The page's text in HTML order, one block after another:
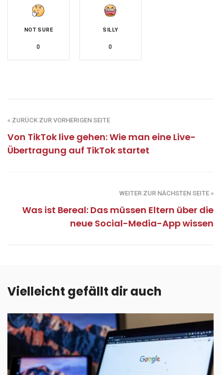
NOT SURE
0
SILLY
0
« ZURÜCK ZUR VORHERIGEN SEITE
Von TikTok live gehen: Wie man eine Live-
Übertragung auf TikTok startet
WEITER ZUR NÄCHSTEN SEITE »
Was ist Bereal: Das müssen Eltern über die
neue Social-Media-App wissen
Vielleicht gefällt dir auch